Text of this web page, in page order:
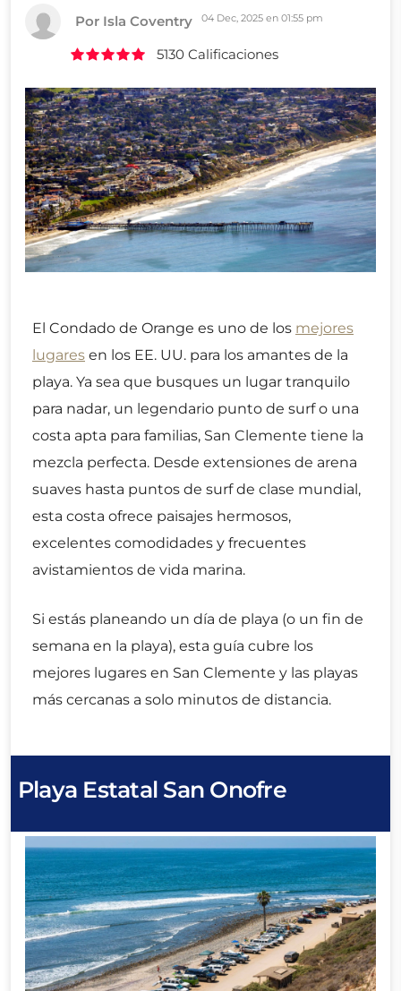
Por Isla Coventry 04 Dec, 2025 en 01:55 pm
5130 Calificaciones
El Condado de Orange es uno de los mejores
lugares en los EE. UU. para los amantes de la
playa. Ya sea que busques un lugar tranquilo
para nadar, un legendario punto de surf o una
costa apta para familias, San Clemente tiene la
mezcla perfecta. Desde extensiones de arena
suaves hasta puntos de surf de clase mundial,
esta costa ofrece paisajes hermosos,
excelentes comodidades y frecuentes
avistamientos de vida marina.
Si estás planeando un día de playa (o un fin de
semana en la playa), esta guía cubre los
mejores lugares en San Clemente y las playas
más cercanas a solo minutos de distancia.
Playa Estatal San Onofre